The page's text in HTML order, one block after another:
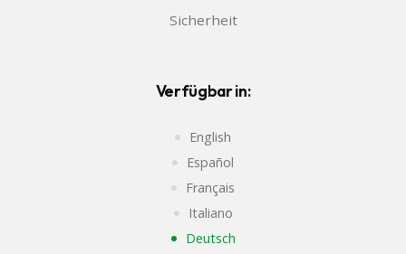
Sicherheit
Verfügbar in:
English
Español
Français
Italiano
Deutsch